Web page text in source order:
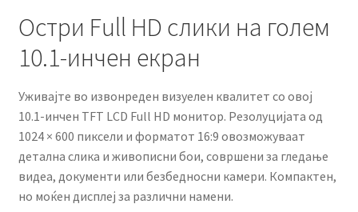
Остри Full HD слики на голем
10.1-инчен екран
Уживајте во извонреден визуелен квалитет со овој
10.1-инчен TFT LCD Full HD монитор. Резолуцијата од
1024 × 600 пиксели и форматот 16:9 овозможуваат
детална слика и живописни бои, совршени за гледање
видеа, документи или безбедносни камери. Компактен,
но моќен дисплеј за различни намени.